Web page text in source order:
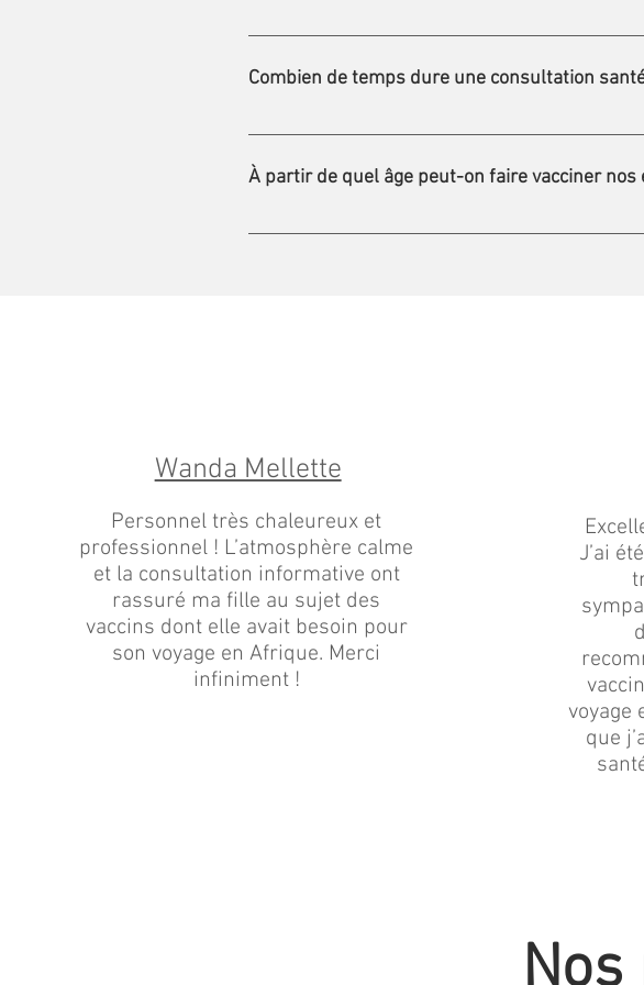
Oui et non. Certaines assurances couvrent
Combien de temps dure une consultation
Une consultation dure environ 45 à 60 minutes.
À partir de quel âge peut-on faire vacciner nos
Pour la majorité des vaccins, l’âge minimal à avoir
Wanda Mellette
Personnel très chaleureux et
professionnel ! L’atmosphère calme
et la consultation informative ont
rassuré ma fille au sujet des
vaccins dont elle avait besoin pour
son voyage en Afrique. Merci
infiniment !
J’ai
voyage
que